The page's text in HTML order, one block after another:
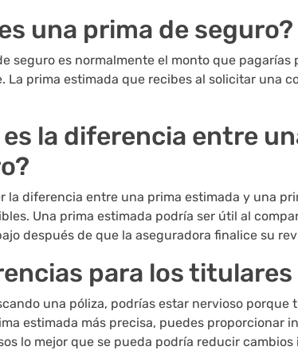
una prima de seguro?
seguro es normalmente el monto que
La prima estimada que recibes al solicitar una
es la diferencia entre
la diferencia entre una prima estimada y una
Una prima estimada podría ser útil al
después de que la aseguradora finalice su
para los titulares
una póliza, podrías estar nervioso
estimada más precisa, puedes proporcionar
lo mejor que se pueda podría reducir